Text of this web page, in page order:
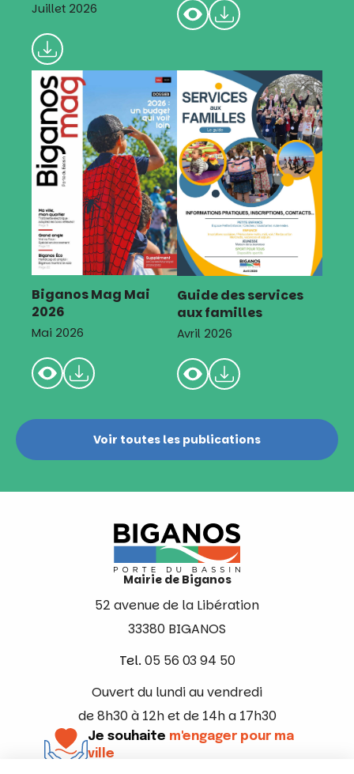
Juillet 2026
Biganos Mag Mai
2026
Mai 2026
Guide des services
aux familles
Avril 2026
Voir toutes les publications
Mairie de Biganos
52 avenue de la Libération
33380 BIGANOS
Tel. 05 56 03 94 50
Ouvert du lundi au vendredi
de 8h30 à 12h et de 14h a 17h30
Je souhaite m'engager pour ma
ville